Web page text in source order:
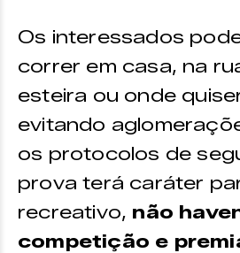
Os interessados
correr em casa, na
esteira ou onde
evitando
os protocolos de
prova terá caráter
recreativo, não
competição e